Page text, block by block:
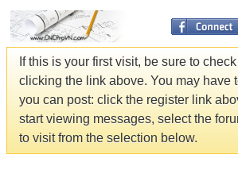
If this is your first visit, be sure to
clicking the link above. You may have
you can post: click the register link
start viewing messages, select the
to visit from the selection below.